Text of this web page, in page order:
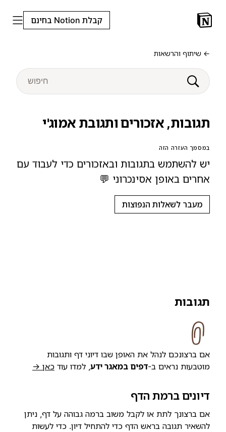
קבלת Notion בחינם
← שיתוף והרשאות
תגובות, אזכורים ותגובת אמוג'י
במסמך העזרה הזה
יש להשתמש בתגובות ובאזכורים כדי לעבוד עם
אחרים באופן אסינכרוני 💬
מעבר לשאלות הנפוצות
תגובות
אם ברצונכם לנהל את האופן שבו דיוני דף ותגובות
מוטבעות נראים ב-דפים במאגר ידע , למדו עוד כאן →
דיונים ברמת הדף
אם ברצונך לתת או לקבל משוב ברמה גבוהה על דף, ניתן
להשאיר תגובה בראש הדף כדי להתחיל דיון. כדי לעשות